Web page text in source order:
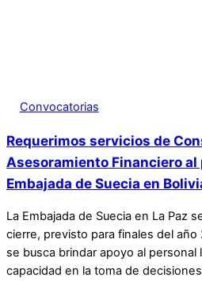
Convocatorias
Requerimos servicios de
Asesoramiento Financiero al
Embajada de Suecia en
La Embajada de Suecia en La Paz
cierre, previsto para finales del
se busca brindar apoyo al personal
capacidad en la toma de